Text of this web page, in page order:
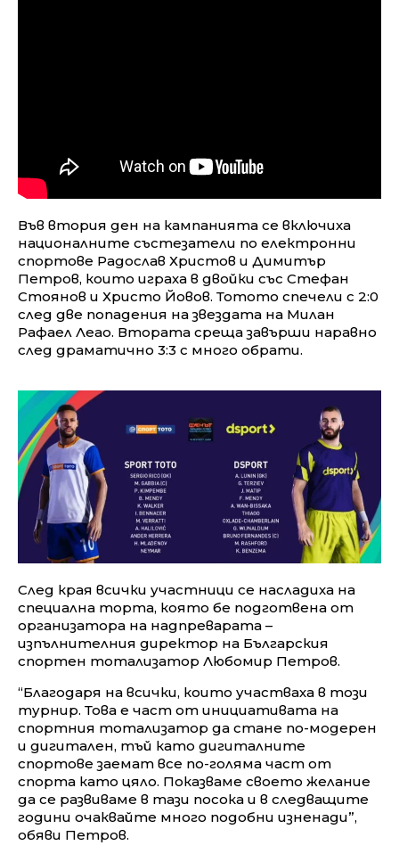
Във втория ден на кампанията се включиха
националните състезатели по електронни
спортове Радослав Христов и Димитър
Петров, които играха в двойки със Стефан
Стоянов и Христо Йовов. Тотото спечели с 2:0
след две попадения на звездата на Милан
Рафаел Леао. Втората среща завърши наравно
след драматично 3:3 с много обрати.
След края всички участници се насладиха на
специална торта, която бе подготвена от
организатора на надпреварата –
изпълнителния директор на Българския
спортен тотализатор Любомир Петров.
“Благодаря на всички, които участваха в този
турнир. Това е част от инициативата на
спортния тотализатор да стане по-модерен
и дигитален, тъй като дигиталните
спортове заемат все по-голяма част от
спорта като цяло. Показваме своето желание
да се развиваме в тази посока и в следващите
години очаквайте много подобни изненади”,
обяви Петров.